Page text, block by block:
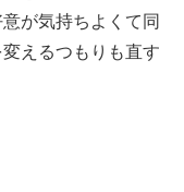
が気持ちよくて同
えるつもりも直す